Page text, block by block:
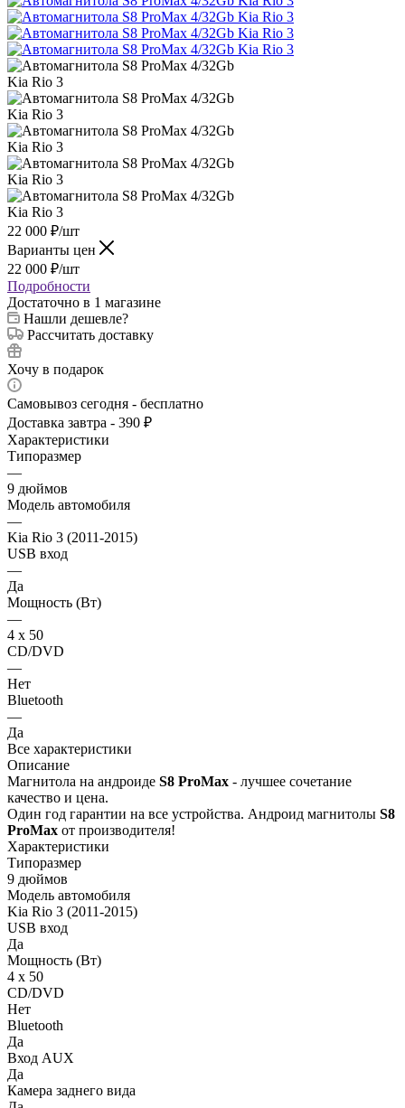
22 000 ₽/шт
Варианты цен
22 000 ₽/шт
Подробности
Достаточно в 1 магазине
Нашли дешевле?
Рассчитать доставку
Хочу в подарок
Самовывоз сегодня - бесплатно
Доставка завтра - 390 ₽
Характеристики
Типоразмер
—
9 дюймов
Модель автомобиля
—
Kia Rio 3 (2011-2015)
USB вход
—
Да
Мощность (Вт)
—
4 х 50
CD/DVD
—
Нет
Bluetooth
—
Да
Все характеристики
Описание
Магнитола на андроиде S8 ProMax - лучшее сочетание
качество и цена.
Один год гарантии на все устройства. Андроид магнитолы S8
ProMax от производителя!
Характеристики
Типоразмер
9 дюймов
Модель автомобиля
Kia Rio 3 (2011-2015)
USB вход
Да
Мощность (Вт)
4 х 50
CD/DVD
Нет
Bluetooth
Да
Вход AUX
Да
Камера заднего вида